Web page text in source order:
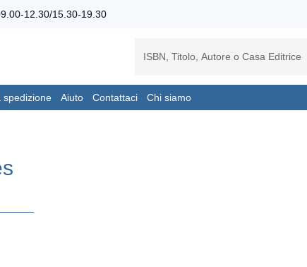
12.30/15.30-19.30
spedizione Aiuto Contattaci Chi siamo